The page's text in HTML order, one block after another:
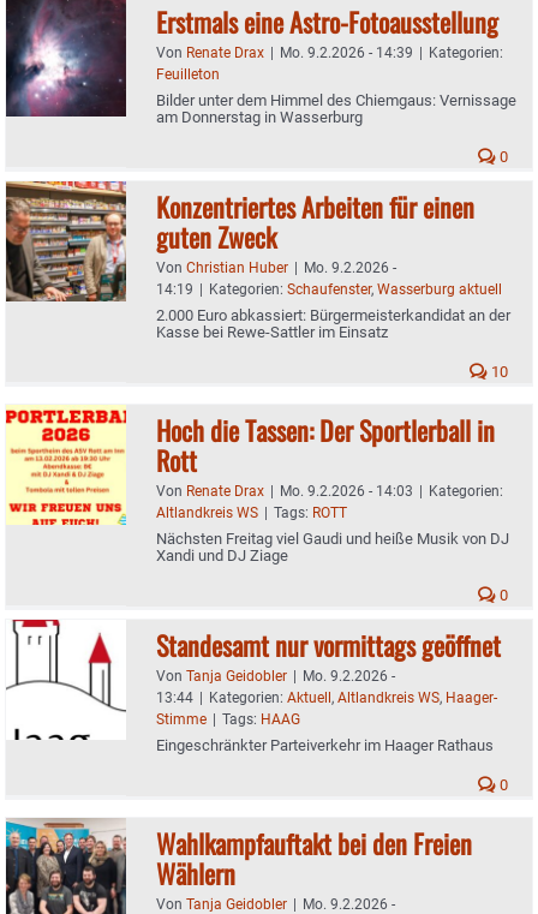
Erstmals eine Astro-Fotoausstellung
Von Renate Drax | Mo. 9.2.2026 - 14:39 | Kategorien:
Feuilleton
Bilder unter dem Himmel des Chiemgaus: Vernissage
am Donnerstag in Wasserburg
0
Konzentriertes Arbeiten für einen
guten Zweck
Von Christian Huber | Mo. 9.2.2026 -
14:19 | Kategorien: Schaufenster, Wasserburg aktuell
2.000 Euro abkassiert: Bürgermeisterkandidat an der
Kasse bei Rewe-Sattler im Einsatz
10
Hoch die Tassen: Der Sportlerball in
Rott
Von Renate Drax | Mo. 9.2.2026 - 14:03 | Kategorien:
Altlandkreis WS | Tags: ROTT
Nächsten Freitag viel Gaudi und heiße Musik von DJ
Xandi und DJ Ziage
0
Standesamt nur vormittags geöffnet
Von Tanja Geidobler | Mo. 9.2.2026 -
13:44 | Kategorien: Aktuell, Altlandkreis WS, Haager-
Stimme | Tags: HAAG
Eingeschränkter Parteiverkehr im Haager Rathaus
0
Wahlkampfauftakt bei den Freien
Wählern
Von Tanja Geidobler | Mo. 9.2.2026 -